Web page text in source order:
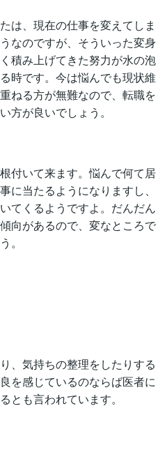
は、現在の仕事を変えてしま
なのですが、そういった変身
積み上げてきた努力が水の泡
時です。今は悩んでも現状維
ねる方が無難なので、転職を
方が良いでしょう。
付いて来ます。悩んで何て居
に当たるようになりますし、
てくるようですよ。だんだん
向があるので、変なところで
。
、気持ちの整理をしたりする
を感じているのならば医者に
とも言われています。